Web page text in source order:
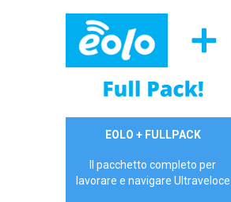
34,90 €/meseEOLO + FULLPACK
Il pacchetto completo per
lavorare e navigare Ultraveloce